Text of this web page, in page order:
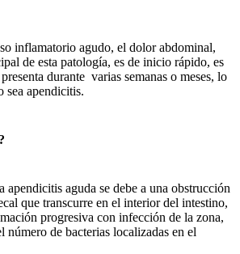
inflamatorio agudo, el dolor abdominal,
de esta patología, es de inicio rápido, es
durante varias semanas o meses, lo
sea apendicitis.
apendicitis aguda se debe a una obstrucción
que transcurre en el interior del intestino,
progresiva con infección de la zona,
número de bacterias localizadas en el